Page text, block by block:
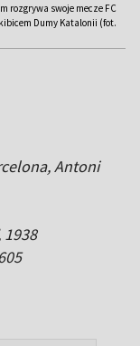
rozgrywa swoje mecze FC
Dumy Katalonii (fot.
Antoni
1938